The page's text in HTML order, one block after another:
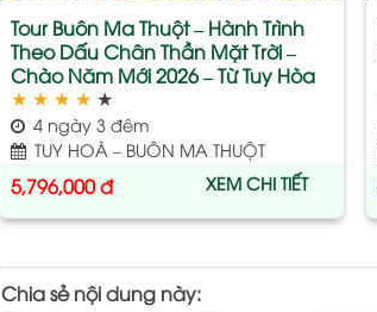
Tour Buôn Ma Thuột – Hành Trình
Theo Dấu Chân Thần Mặt Trời –
Chào Năm Mới 2026 – Từ Tuy Hòa
★ ★ ★ ★ ★
4 ngày 3 đêm
TUY HOÀ – BUÔN MA THUỘT
5,796,000đ XEM CHI TIẾT
Chia sẻ nội dung này: